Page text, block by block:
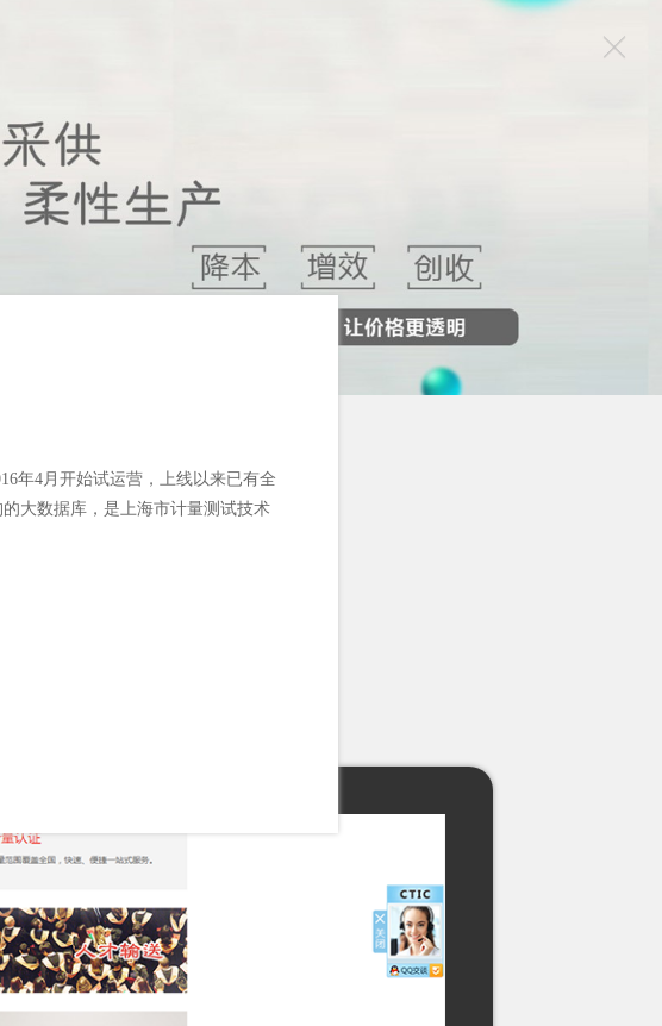
年4月开始试运营，上线以来已有全
大数据库，是上海市计量测试技术